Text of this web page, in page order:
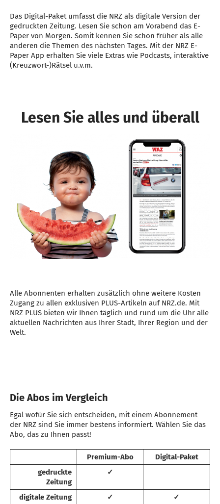
Das Digital-Paket umfasst die NRZ als digitale Version der
gedruckten Zeitung. Lesen Sie schon am Vorabend das E-
Paper von Morgen. Somit kennen Sie schon früher als alle
anderen die Themen des nächsten Tages. Mit der NRZ E-
Paper App erhalten Sie viele Extras wie Podcasts, interaktive
(Kreuzwort-)Rätsel u.v.m.
Lesen Sie alles und überall
Alle Abonnenten erhalten zusätzlich ohne weitere Kosten
Zugang zu allen exklusiven PLUS-Artikeln auf NRZ.de. Mit
NRZ PLUS bieten wir Ihnen täglich und rund um die Uhr alle
aktuellen Nachrichten aus Ihrer Stadt, Ihrer Region und der
Welt.
Die Abos im Vergleich
Egal wofür Sie sich entscheiden, mit einem Abonnement
der NRZ sind Sie immer bestens informiert. Wählen Sie das
Abo, das zu Ihnen passt!
Premium-Abo
Digital-Paket
gedruckte
Zeitung
✓
digitale Zeitung ✓
✓